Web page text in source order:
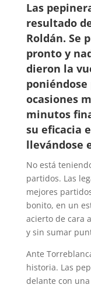
Las
resultado
Roldán. Se
pronto y
dieron la
ocasiones
minutos
su eficacia
llevándose
No está
partidos. Las
mejores
bonito, en un
acierto de cara
y sin sumar
Ante
historia. Las
delante con